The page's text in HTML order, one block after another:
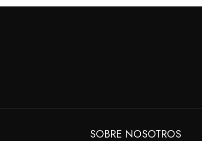
$85,000
SOBRE NOSOTROS